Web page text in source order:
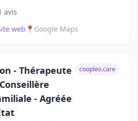
avis
web 📍 Google Maps
- Thérapeute
- Agréée
coopleo.care